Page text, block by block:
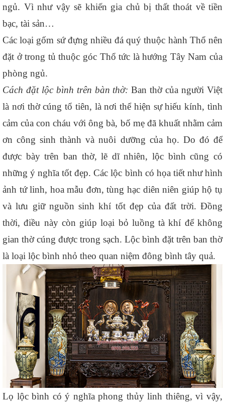
ngủ. Vì như vậy sẽ khiến gia chủ bị thất thoát về tiền
bạc, tài sản…
Các loại gốm sứ đựng nhiều đá quý thuộc hành Thổ nên
đặt ở trong tủ thuộc góc Thổ tức là hướng Tây Nam của
phòng ngủ.
Cách đặt lộc bình trên bàn thờ: Ban thờ của người Việt
là nơi thờ cúng tổ tiên, là nơi thể hiện sự hiếu kính, tình
cảm của con cháu với ông bà, bố mẹ đã khuất nhằm cảm
ơn công sinh thành và nuôi dưỡng của họ. Do đó để
được bày trên ban thờ, lẽ dĩ nhiên, lộc bình cũng có
những ý nghĩa tốt đẹp. Các lộc bình có họa tiết như hình
ảnh tứ linh, hoa mẫu đơn, tùng hạc diên niên giúp hộ tụ
và lưu giữ nguồn sinh khí tốt đẹp của đất trời. Đồng
thời, điều này còn giúp loại bỏ luồng tà khí để không
gian thờ cúng được trong sạch. Lộc bình đặt trên ban thờ
là loại lộc bình nhỏ theo quan niệm đông bình tây quả.
Lọ lộc bình có ý nghĩa phong thủy linh thiêng, vì vậy,